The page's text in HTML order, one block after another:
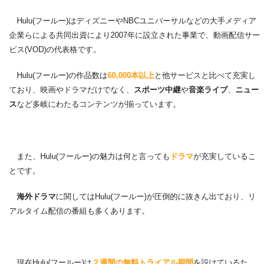
Hulu(フールー)はディズニーやNBCユニバーサルなどの大手メディア
企業らによる共同出資により2007年に設立された事業で、動画配信サー
ビス(VOD)の代表格です。
Hulu(フールー)の作品数は60,000本以上と他サービスと比べて充実し
ており、映画やドラマだけでなく、 スポーツ中継や音楽ライブ、 ニュー
スなど多岐にわたるコンテンツが揃っています。
また、Hulu(フールー)の魅力は何と言っても ドラマが充実しているこ
とです。
海外ドラマに関してはHulu(フールー)が圧倒的に抜きん出ており、リ
アルタイム配信の番組も多くあります。